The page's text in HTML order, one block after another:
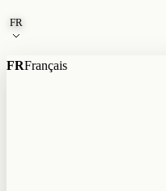
Aller au contenu
FR
FRFrançais